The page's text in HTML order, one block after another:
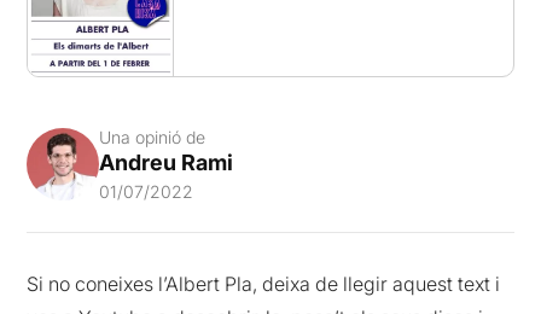
Una opinió de
Andreu Rami
01/07/2022
Si no coneixes l’Albert Pla, deixa de llegir aquest text i